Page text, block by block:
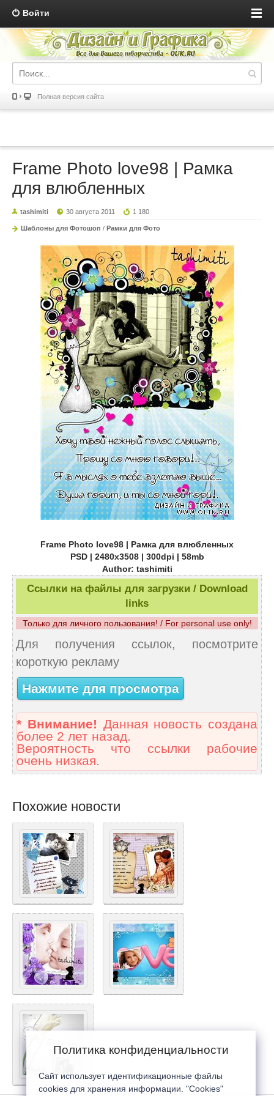
Войти
Полная версия сайта
Frame Photo love98 | Рамка
для влюбленных
tashimiti 30 августа 2011 1 180
Шаблоны для Фотошоп / Рамки для Фото
Frame Photo love98 | Рамка для влюбленных
PSD | 2480x3508 | 300dpi | 58mb
Author: tashimiti
Ссылки на файлы для загрузки / Download
links
Только для личного пользования! / For personal use only!
Для получения ссылок, посмотрите
короткую рекламу
Нажмите для просмотра
* Внимание! Данная новость создана
более 2 лет назад.
Вероятность что ссылки рабочие
очень низкая.
Похожие новости
Политика конфиденциальности
Сайт использует идентификационные файлы
cookies для хранения информации. "Cookies"